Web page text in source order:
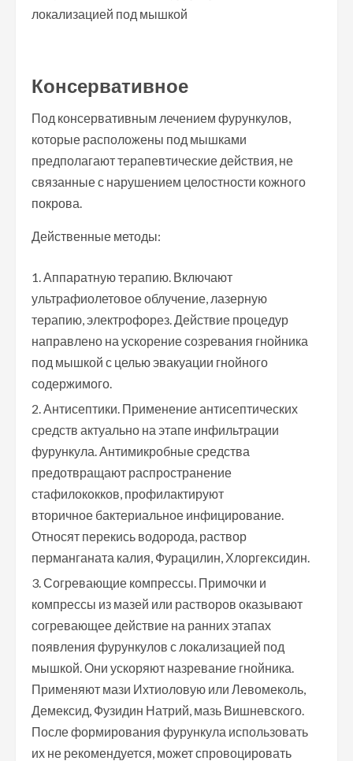
Консервативное
Под консервативным лечением фурункулов,
которые расположены под мышками
предполагают терапевтические действия, не
связанные с нарушением целостности кожного
покрова.
Действенные методы:
Аппаратную терапию. Включают
ультрафиолетовое облучение, лазерную
терапию, электрофорез. Действие процедур
направлено на ускорение созревания гнойника
под мышкой с целью эвакуации гнойного
содержимого.
Антисептики. Применение антисептических
средств актуально на этапе инфильтрации
фурункула. Антимикробные средства
предотвращают распространение
стафилококков, профилактируют
вторичное бактериальное инфицирование.
Относят перекись водорода, раствор
перманганата калия, Фурацилин, Хлоргексидин.
Согревающие компрессы. Примочки и
компрессы из мазей или растворов оказывают
согревающее действие на ранних этапах
появления фурункулов с локализацией под
мышкой. Они ускоряют назревание гнойника.
Применяют мази Ихтиоловую или Левомеколь,
Демексид, Фузидин Натрий, мазь Вишневского.
После формирования фурункула использовать
их не рекомендуется, может спровоцировать